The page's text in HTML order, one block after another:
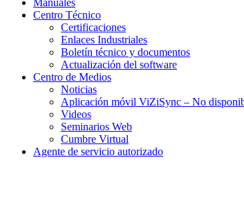
Manuales
Centro Técnico
Certificaciones
Enlaces Industriales
Boletín técnico y documentos
Actualización del software
Centro de Medios
Noticias
Aplicación móvil ViZiSync – No
Videos
Seminarios Web
Cumbre Virtual
Agente de servicio autorizado